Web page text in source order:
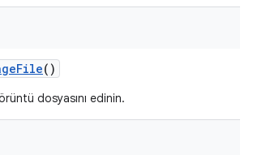
File()
dosyasını edinin.